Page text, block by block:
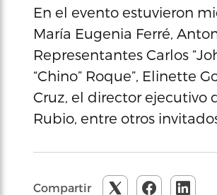
En el evento estuvieron
María Eugenia Ferré,
Representantes Carlos
“Chino” Roque”, Elinette
Cruz, el director ejecutivo
Rubio, entre otros
Compartir